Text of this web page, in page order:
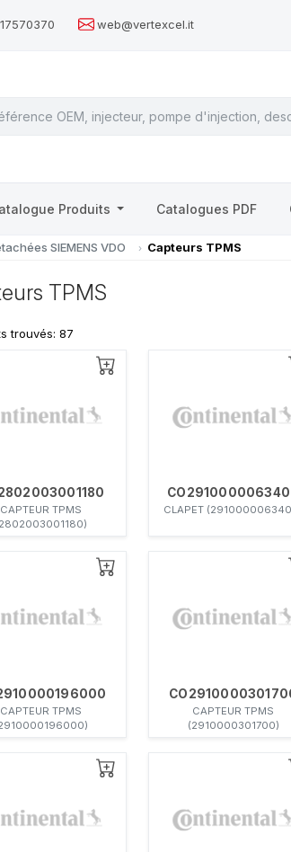
web@vertexcel.it
Produits Catalogues PDF
SIEMENS VDO Capteurs TPMS
TPMS
trouvés: 87
CAPTEUR TPMS
CLAPET
CAPTEUR TPMS
CAPTEUR TPMS
(2910000301700)